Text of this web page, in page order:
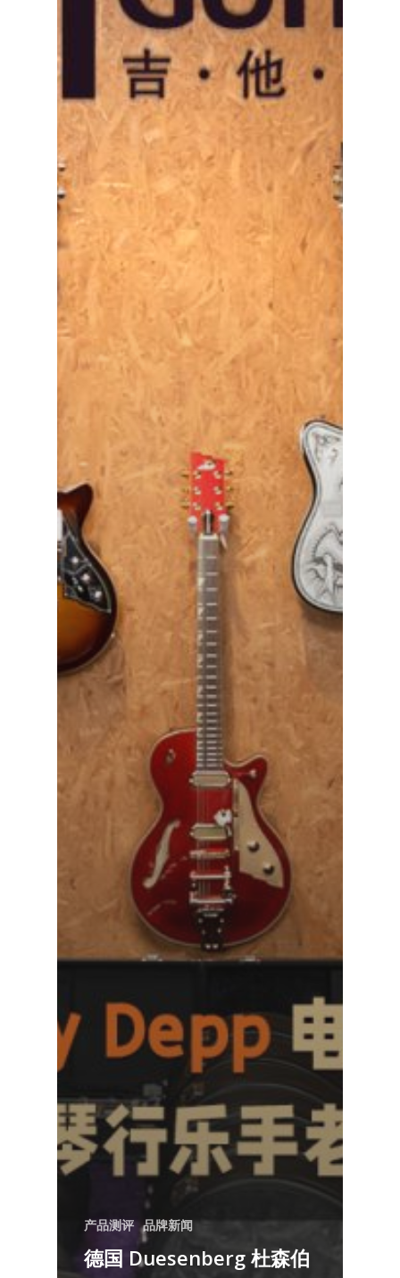
产品测评 品牌新闻
德国 Duesenberg 杜森伯